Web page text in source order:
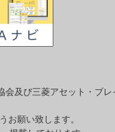
及び三菱アセット・ブ
願い致します。